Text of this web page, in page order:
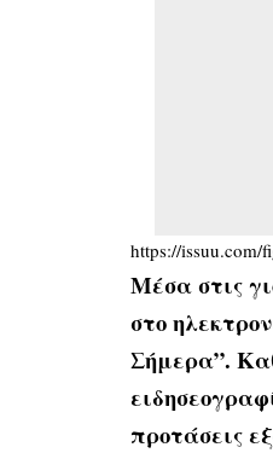
https://issuu.com/
Μέσα στις
στο
Σήμερα”.
προτάσεις